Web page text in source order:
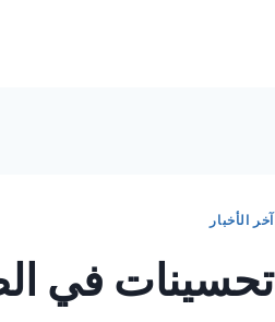
آخر الأخبار
تحسينات في